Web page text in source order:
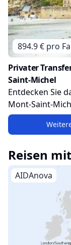
894.9€ pro
Privater
Saint-Michel
Entdecken Sie
Mont-Saint-
Machen Sie
mittelalterliche
sich von dem
malerische
verzaubern!
Reisen mit
AIDAnova